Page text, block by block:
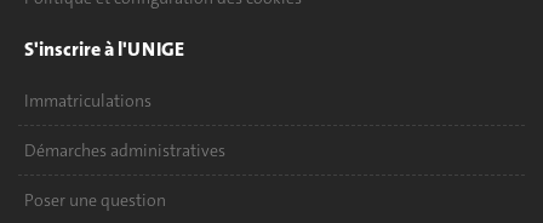
S'inscrire à l'UNIGE
Immatriculations
Démarches administratives
Poser une question